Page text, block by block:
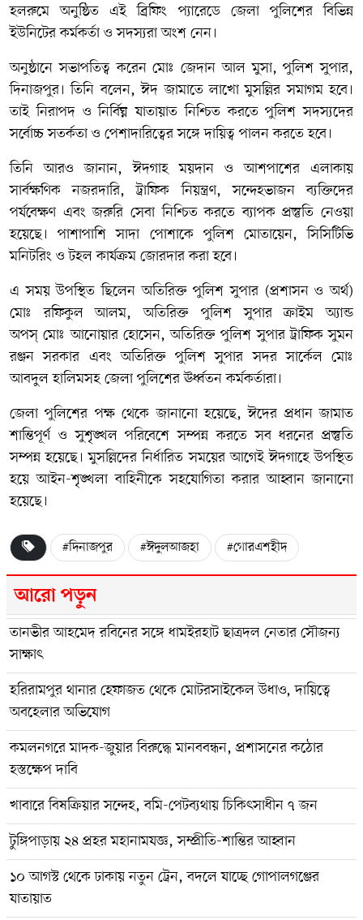
হলরুমে অনুষ্ঠিত এই ব্রিফিং প্যারেডে জেলা পুলিশের বিভিন্ন
ইউনিটের কর্মকর্তা ও সদস্যরা অংশ নেন।
অনুষ্ঠানে সভাপতিত্ব করেনমোঃ জেদান আল মুসা, পুলিশ সুপার,
দিনাজপুর। তিনি বলেন, ঈদ জামাতে লাখো মুসল্লির সমাগম হবে।
তাই নিরাপদ ও নির্বিঘ্ন যাতায়াত নিশ্চিত করতে পুলিশ সদস্যদের
সর্বোচ্চ সতর্কতা ও পেশাদারিত্বের সঙ্গে দায়িত্ব পালন করতে হবে।
তিনি আরও জানান, ঈদগাহ ময়দান ও আশপাশের এলাকায়
সার্বক্ষণিক নজরদারি, ট্রাফিক নিয়ন্ত্রণ, সন্দেহভাজন ব্যক্তিদের
পর্যবেক্ষণ এবং জরুরি সেবা নিশ্চিত করতে ব্যাপক প্রস্তুতি নেওয়া
হয়েছে। পাশাপাশি সাদা পোশাকে পুলিশ মোতায়েন, সিসিটিভি
মনিটরিং ও টহল কার্যক্রম জোরদার করা হবে।
এ সময় উপস্থিত ছিলেন অতিরিক্ত পুলিশ সুপার (প্রশাসন ও অর্থ)
মোঃ রফিকুল আলম, অতিরিক্ত পুলিশ সুপার ক্রাইম অ্যান্ড
অপস্মোঃ আনোয়ার হোসেন, অতিরিক্ত পুলিশ সুপার ট্রাফিকসুমন
রঞ্জন সরকার এবং অতিরিক্ত পুলিশ সুপার সদর সার্কেল মোঃ
আবদুল হালিমসহ জেলা পুলিশের ঊর্ধ্বতন কর্মকর্তারা।
জেলা পুলিশের পক্ষ থেকে জানানো হয়েছে, ঈদের প্রধান জামাত
শান্তিপূর্ণ ও সুশৃঙ্খল পরিবেশে সম্পন্ন করতে সব ধরনের প্রস্তুতি
সম্পন্ন হয়েছে। মুসল্লিদের নির্ধারিত সময়ের আগেই ঈদগাহে উপস্থিত
হয়ে আইন-শৃঙ্খলা বাহিনীকে সহযোগিতা করার আহ্বান জানানো
হয়েছে।
#দিনাজপুর #ঈদুলআজহা #গোরএশহীদ
আরো পড়ুন
তানভীর আহমেদ রবিনের সঙ্গে ধামইরহাট ছাত্রদল নেতার সৌজন্য
সাক্ষাৎ
হরিরামপুর থানার হেফাজত থেকে মোটরসাইকেল উধাও, দায়িত্বে
অবহেলার অভিযোগ
কমলনগরে মাদক-জুয়ার বিরুদ্ধে মানববন্ধন, প্রশাসনের কঠোর
হস্তক্ষেপ দাবি
খাবারে বিষক্রিয়ার সন্দেহ, বমি-পেটব্যথায় চিকিৎসাধীন ৭ জন
টুঙ্গিপাড়ায় ২৪ প্রহর মহানামযজ্ঞ, সম্প্রীতি-শান্তির আহ্বান
১০ আগস্ট থেকে ঢাকায় নতুন ট্রেন, বদলে যাচ্ছে গোপালগঞ্জের
যাতায়াত